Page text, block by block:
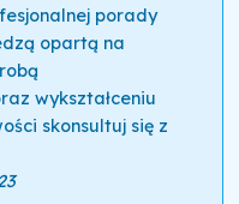
porady
opartą na
wykształceniu
skonsultuj się z